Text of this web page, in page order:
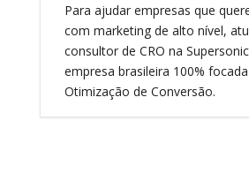
Para ajudar empresas que
com marketing de alto nível,
consultor de CRO na
empresa brasileira 100%
Otimização de Conversão.